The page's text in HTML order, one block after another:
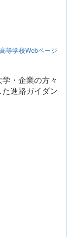
等学校Webページ
・企業の方々
進路ガイダン